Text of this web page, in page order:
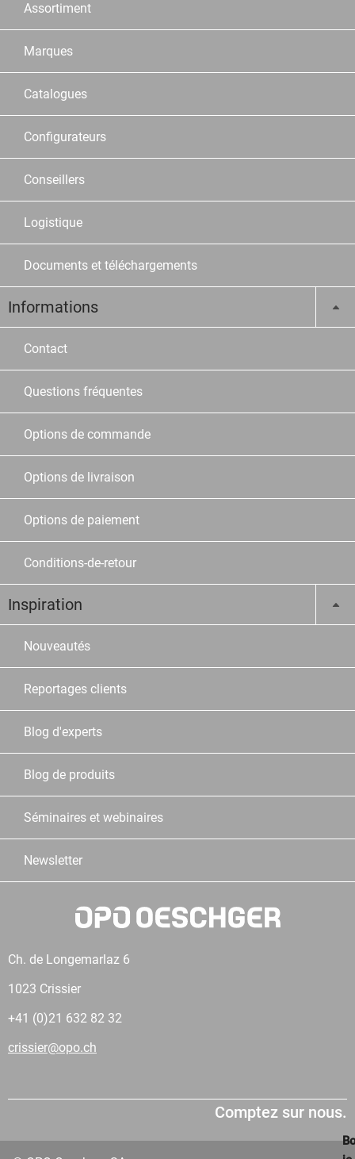
Assortiment
Marques
Catalogues
Configurateurs
Conseillers
Logistique
Documents et téléchargements
Informations
Contact
Questions fréquentes
Options de commande
Options de livraison
Options de paiement
Conditions-de-retour
Inspiration
Nouveautés
Reportages clients
Blog d'experts
Blog de produits
Séminaires et webinaires
Newsletter
Ch. de Longemarlaz 6
1023 Crissier
+41 (0)21 632 82 32
crissier@opo.ch
Comptez sur nous.